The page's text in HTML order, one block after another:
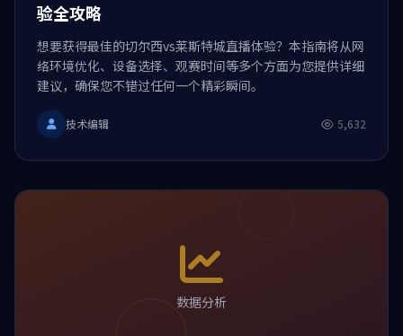
验全攻略
想要获得最佳的切尔西vs莱斯特城直播体验？本指南将从网
络环境优化、设备选择、观赛时间等多个方面为您提供详细
建议，确保您不错过任何一个精彩瞬间。
技术编辑 5,632
数据分析